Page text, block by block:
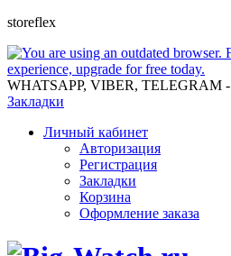
storeflex
WHATSAPP, VIBER, TELEGRAM -
Закладки
Личный кабинет
Авторизация
Регистрация
Закладки
Корзина
Оформление заказа